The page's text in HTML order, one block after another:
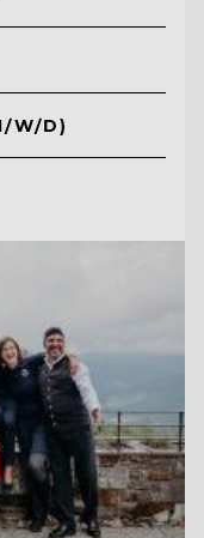
W/D)